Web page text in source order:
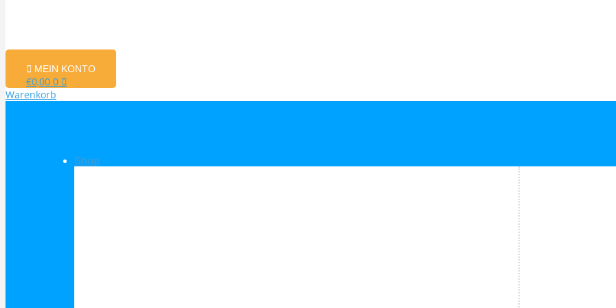
MEIN KONTO
€0,00 0
Warenkorb
Shop